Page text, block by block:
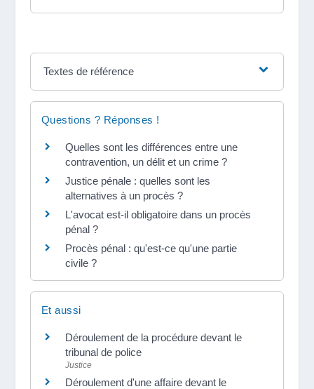
Textes de référence
Questions ? Réponses !
Quelles sont les différences entre une
contravention, un délit et un crime ?
Justice pénale : quelles sont les
alternatives à un procès ?
L'avocat est-il obligatoire dans un procès
pénal ?
Procès pénal : qu'est-ce qu'une partie
civile ?
Et aussi
Déroulement de la procédure devant le
tribunal de police
Justice
Déroulement d'une affaire devant le